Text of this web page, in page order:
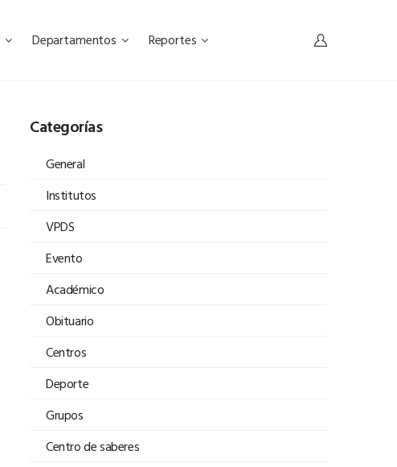
Departamentos Reportes
Categorías
General
Institutos
VPDS
Evento
Académico
Obituario
Centros
Deporte
Grupos
Centro de saberes